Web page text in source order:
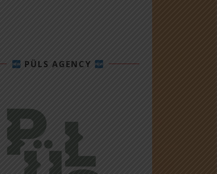
PÜLS AGENCY